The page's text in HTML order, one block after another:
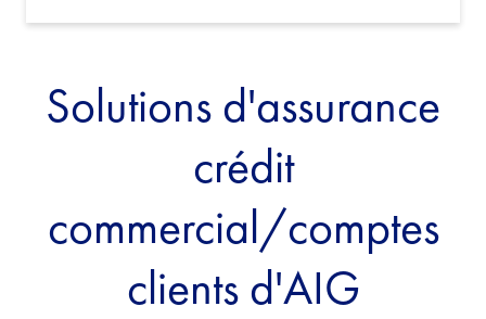
Solutions d'assurance
crédit
commercial/comptes
clients d'AIG